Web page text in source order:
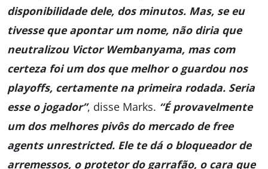
disponibilidade dele, dos minutos. Mas, se eu
tivesse que apontar um nome, não diria que
neutralizou Victor Wembanyama, mas com
certeza foi um dos que melhor o guardou nos
playoffs, certamente na primeira rodada. Seria
esse o jogador”, disse Marks. “É provavelmente
um dos melhores pivôs do mercado de free
agents unrestricted. Ele te dá o bloqueador de
arremessos, o protetor do garrafão, o cara que